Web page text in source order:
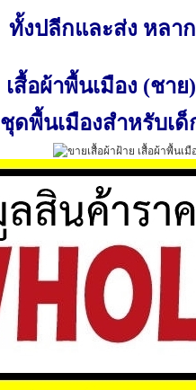
ทั้งปลีกและส่ง หลา
เสื้อผ้าพื้นเมือง (ชาย)
ชุดพื้นเมืองสำหรับเด็